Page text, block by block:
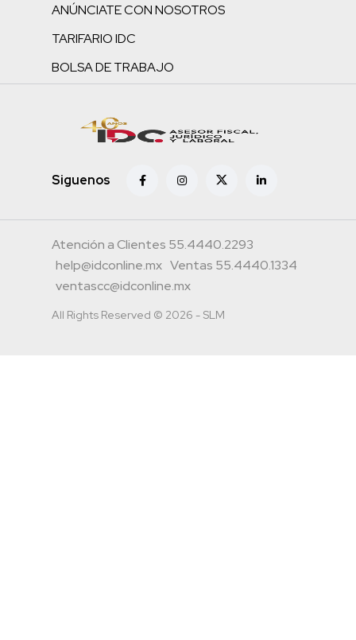
ANÚNCIATE CON NOSOTROS
TARIFARIO IDC
BOLSA DE TRABAJO
Siguenos
Atención a Clientes 55.4440.2293
help@idconline.mx Ventas 55.4440.1334
ventascc@idconline.mx
All Rights Reserved © 2026 - SLM